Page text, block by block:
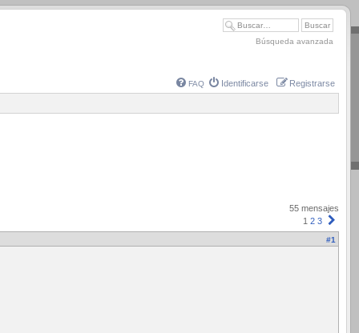
Búsqueda avanzada
FAQ Identificarse Registrarse
55 mensajes
1 2 3
#1